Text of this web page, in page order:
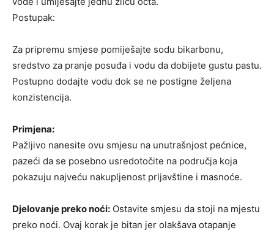
Postupak:
Za pripremu smjese pomiješajte sodu bikarbonu,
sredstvo za pranje posuđa i vodu da dobijete gustu pastu.
Postupno dodajte vodu dok se ne postigne željena
konzistencija.
Primjena:
Pažljivo nanesite ovu smjesu na unutrašnjost pećnice,
pazeći da se posebno usredotočite na područja koja
pokazuju najveću nakupljenost prljavštine i masnoće.
Djelovanje preko noći: Ostavite smjesu da stoji na mjestu
preko noći. Ovaj korak je bitan jer olakšava otapanje